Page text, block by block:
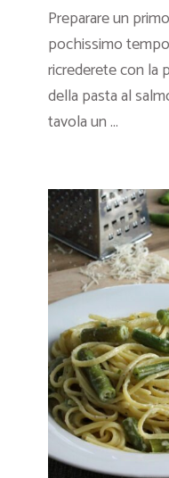
Preparare un
pochissimo
ricrederete con la
della pasta al
tavola un ...